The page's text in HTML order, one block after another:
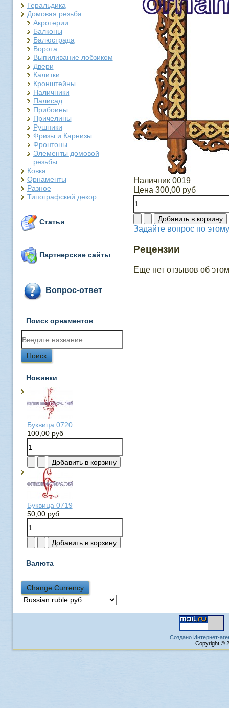
Геральдика
Домовая резьба
Акротерии
Балконы
Балюстрада
Ворота
Выпиливание лобзиком
Двери
Калитки
Кронштейны
Наличники
Палисад
Прибоины
Причелины
Рушники
Фризы и Карнизы
Фронтоны
Элементы домовой
резьбы
Ковка
Орнаменты
Разное
Типографский декор
Статьи
Партнерские сайты
Вопрос-ответ
Поиск орнаментов
Новинки
Буквица 0720
100,00 руб
Буквица 0719
50,00 руб
Валюта
Наличник 0019
Цена 300,00 руб
Задайте вопрос по
Рецензии
Еще нет отзывов об
Создано Интернет-
Copyright ©